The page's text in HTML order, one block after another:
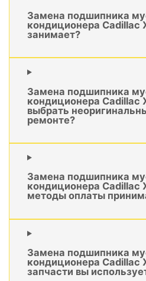
Замена подшипника
кондиционера Cadillac
занимает?
Замена подшипника
кондиционера Cadillac
выбрать
ремонте?
Замена подшипника
кондиционера Cadillac
методы оплаты
Замена подшипника
кондиционера Cadillac
запчасти вы